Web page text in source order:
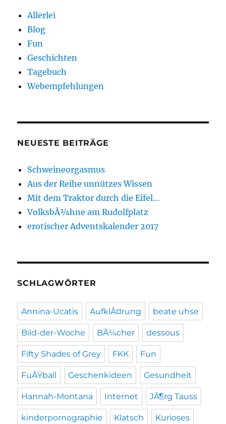
Allerlei
Blog
Fun
Geschichten
Tagebuch
Webempfehlungen
NEUESTE BEITRÄGE
Schweineorgasmus
Aus der Reihe unnützes Wissen
Mit dem Traktor durch die Eifel…
VolksbÃ¼hne am Rudolfplatz
erotischer Adventskalender 2017
SCHLAGWÖRTER
Annina-Ucatis AufklÃ¤rung beate uhse
Bild-der-Woche BÃ¼cher dessous
Fifty Shades of Grey FKK Fun
FuÃŸball Geschenkideen Gesundheit
Hannah-Montana Internet JÃ¶rg Tauss
kinderpornographie Klatsch Kurioses